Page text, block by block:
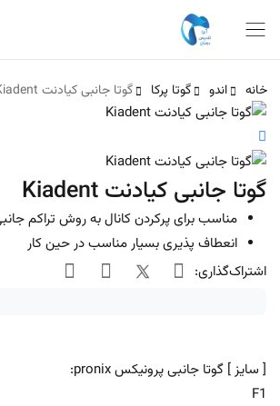
خانه اندو گوتا پرکا گوتا جانبی کیادنت Kiadent
گوتا جانبی کیادنت Kiadent
مناسب برای پرکردن کانال به روش تراکم
انعطاف پذیری بسیار مناسب در حین کار
اشتراک‌گذاری:
[ سایز ] گوتا جانبی پرونیکس pronix:
F1